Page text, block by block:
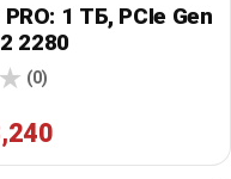
1 ТБ, PCIe Gen
2280
(0)